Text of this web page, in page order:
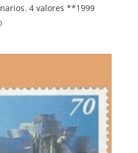
4 valores **1999